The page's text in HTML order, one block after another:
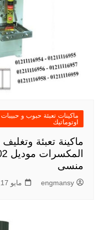
ماكينات تعبئة حبوب و
اوتوماتيك
ماكينة تعبئة
منسى
engmansy مايو 17, 2023